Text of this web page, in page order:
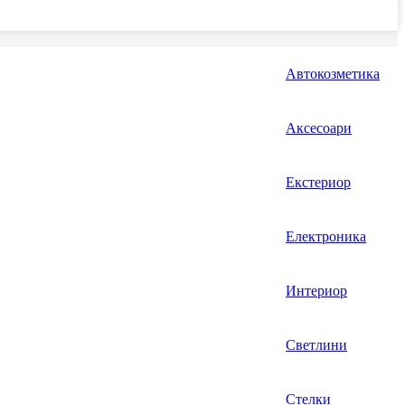
Автокозметика
Аксесоари
Екстериор
Електроника
Интериор
Светлини
Стелки